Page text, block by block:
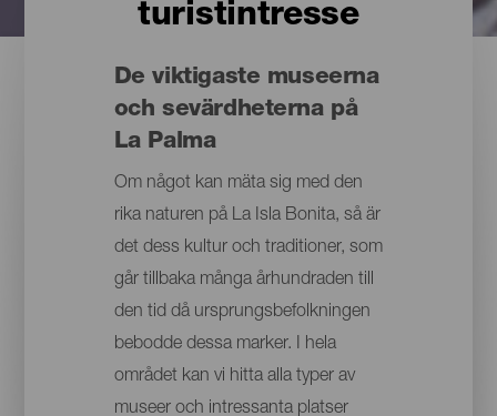
turistintresse
De viktigaste museerna
och sevärdheterna på
La Palma
Om något kan mäta sig med den
rika naturen på La Isla Bonita, så är
det dess kultur och traditioner, som
går tillbaka många århundraden till
den tid då ursprungsbefolkningen
bebodde dessa marker. I hela
området kan vi hitta alla typer av
museer och intressanta platser